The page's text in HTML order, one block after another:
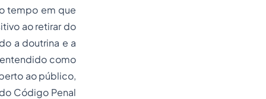
tempo em que
ao retirar do
a doutrina e a
como
ao público,
Código Penal